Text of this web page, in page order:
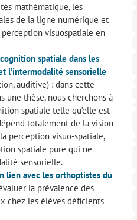
mathématique, les
de la ligne numérique et
visuospatiale en
spatiale dans les
l’intermodalité sensorielle
auditive) : dans cette
une thèse, nous cherchons à
spatiale telle qu’elle est
totalement de la vision
perception visuo-spatiale,
spatiale pure qui ne
sensorielle.
lien avec les orthoptistes du
la prévalence des
chez les élèves déficients